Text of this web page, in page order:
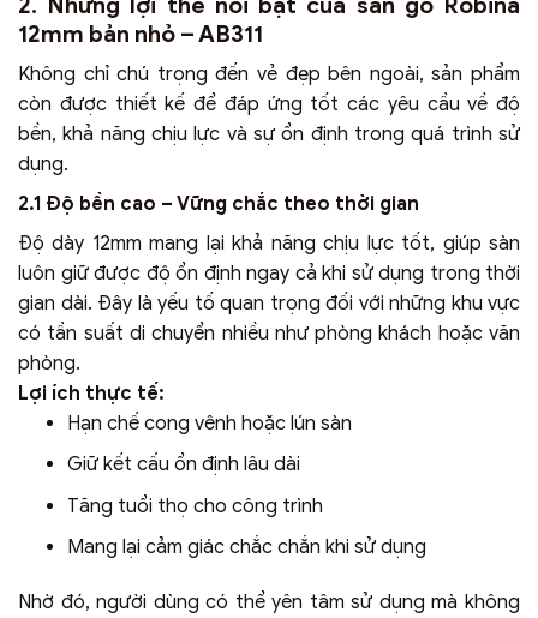
12mm bản nhỏ – AB311
Không chỉ chú trọng đến vẻ đẹp bên ngoài, sản phẩm
còn được thiết kế để đáp ứng tốt các yêu cầu về độ
bền, khả năng chịu lực và sự ổn định trong quá trình sử
dụng.
2.1 Độ bền cao – Vững chắc theo thời gian
Độ dày 12mm mang lại khả năng chịu lực tốt, giúp sàn
luôn giữ được độ ổn định ngay cả khi sử dụng trong thời
gian dài. Đây là yếu tố quan trọng đối với những khu vực
có tần suất di chuyển nhiều như phòng khách hoặc văn
phòng.
Lợi ích thực tế:
Hạn chế cong vênh hoặc lún sàn
Giữ kết cấu ổn định lâu dài
Tăng tuổi thọ cho công trình
Mang lại cảm giác chắc chắn khi sử dụng
Nhờ đó, người dùng có thể yên tâm sử dụng mà không